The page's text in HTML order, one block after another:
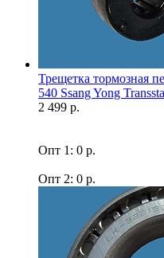
Трещетка тормозная
540 Ssang Yong
2 499 р.
Опт 1: 0 р.
Опт 2: 0 р.